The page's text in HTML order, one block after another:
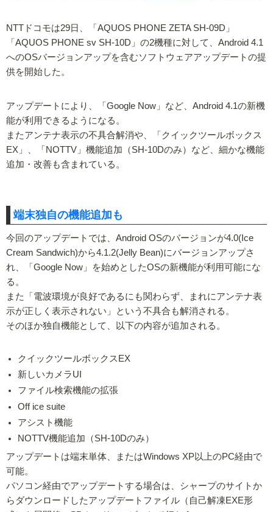
NTTドコモは29日、「AQUOS PHONE ZETA SH-09D」
「AQUOS PHONE sv SH-10D」の2機種に対して、Android 4.1
へのOSバージョンアップを含むソフトウェアアップデートの提
供を開始した。
アップデートにより、「Google Now」など、Android 4.1の新機
能が利用できるようになる。
またアンテナ表示の不具合解消や、「クイックツールボックス
EX」、「NOTTV」機能追加（SH-10Dのみ）など、細かな機能
追加・改善も含まれている。
端末独自の機能追加も
今回のアップデートでは、Android OSのバージョンが4.0(Ice
Cream Sandwich)から4.1.2(Jelly Bean)にバージョンアップさ
れ、「Google Now」を始めとしたOSの新機能が利用可能にな
る。
また「電波環境が良好であるにも関わらず、まれにアンテナ表
示が正しく表示されない」という不具合も解消される。
そのほか独自機能として、以下の内容が追加される。
クイックツールボックスEX
新しいカメラUI
ファイル検索機能の拡張
Off ice suite
アシスト機能
NOTTV機能追加（SH-10Dのみ）
アップデートは端末単体、またはWindows XP以上のPC経由で
可能。
パソコン経由でアップデートする場合は、シャープのサイトか
らダウンロードしたアップデートファイル（自己解凍EXE形